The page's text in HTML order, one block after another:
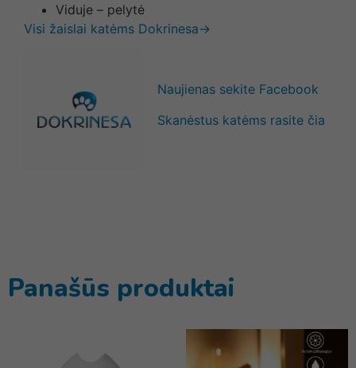
Viduje – pelytė
Visi žaislai katėms Dokrinesa→
Naujienas sekite Facebook
Skanėstus katėms rasite čia
Panašūs produktai